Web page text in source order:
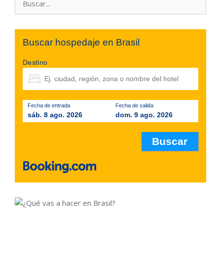
Buscar hospedaje en Brasil
Destino
Fecha de entrada
sáb. 8 ago. 2026
Fecha de salida
dom. 9 ago. 2026